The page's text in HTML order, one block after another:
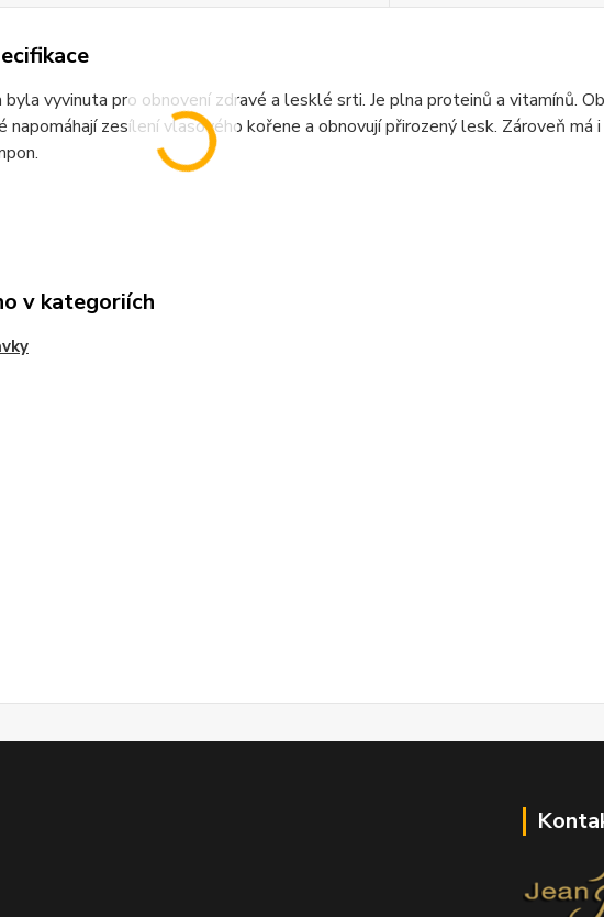
vyvinuta pro obnovení zdravé a lesklé srti. Je plna proteinů a vitamínů.
napomáhají zesílení vlasového kořene a obnovují přirozený lesk. Zároveň má
v kategoriích